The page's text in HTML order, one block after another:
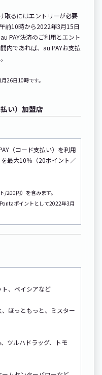
取るにはエントリーが必要
前10時から2022年3月15日
PAY決済のご利用とエント
内であれば、au PAYお支払
26日10時です。
い）加盟店
（コード支払い）を利用
最大10％（20ポイント／
/200円）を含みます。
ポイントとして2022年3月
、ベイシアなど
ほっともっと、ミスター
ツルハドラッグ、トモ